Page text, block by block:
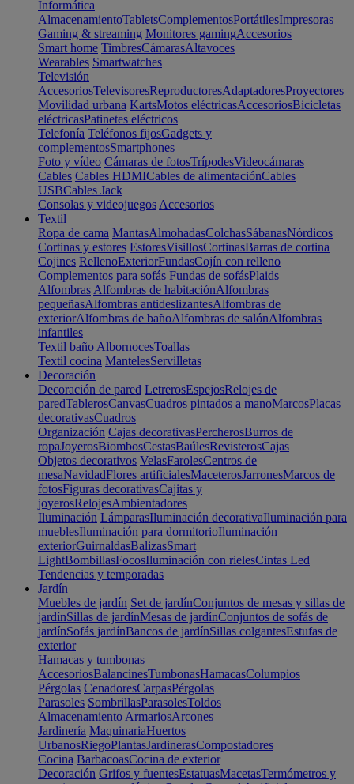
Informática
AlmacenamientoTabletsComplementosPortátilesImpresoras
Gaming & streaming Monitores gamingAccesorios
Smart home TimbresCámarasAltavoces
Wearables Smartwatches
Televisión
AccesoriosTelevisoresReproductoresAdaptadoresProyectores
Movilidad urbana KartsMotos eléctricasAccesoriosBicicletas
eléctricasPatinetes eléctricos
Telefonía Teléfonos fijosGadgets y
complementosSmartphones
Foto y vídeo Cámaras de fotosTrípodesVideocámaras
Cables Cables HDMICables de alimentaciónCables
USBCables Jack
Consolas y videojuegos Accesorios
Textil
Ropa de cama MantasAlmohadasColchasSábanasNórdicos
Cortinas y estores EstoresVisillosCortinasBarras de cortina
Cojines RellenoExteriorFundasCojín con relleno
Complementos para sofás Fundas de sofásPlaids
Alfombras Alfombras de habitaciónAlfombras
pequeñasAlfombras antideslizantesAlfombras de
exteriorAlfombras de bañoAlfombras de salónAlfombras
infantiles
Textil baño AlbornocesToallas
Textil cocina MantelesServilletas
Decoración
Decoración de pared LetrerosEspejosRelojes de
paredTablerosCanvasCuadros pintados a manoMarcosPlacas
decorativasCuadros
Organización Cajas decorativasPercherosBurros de
ropaJoyerosBiombosCestasBaúlesRevisterosCajas
Objetos decorativos VelasFarolesCentros de
mesaNavidadFlores artificialesMaceterosJarronesMarcos de
fotosFiguras decorativasCajitas y
joyerosRelojesAmbientadores
Iluminación LámparasIluminación decorativaIluminación para
mueblesIluminación para dormitorioIluminación
exteriorGuirnaldasBalizasSmart
LightBombillasFocosIluminación con rielesCintas Led
Tendencias y temporadas
Jardín
Muebles de jardín Set de jardínConjuntos de mesas y sillas de
jardínSillas de jardínMesas de jardínConjuntos de sofás de
jardínSofás jardínBancos de jardínSillas colgantesEstufas de
exterior
Hamacas y tumbonas
AccesoriosBalancinesTumbonasHamacasColumpios
Pérgolas CenadoresCarpasPérgolas
Parasoles SombrillasParasolesToldos
Almacenamiento ArmariosArcones
Jardinería MaquinariaHuertos
UrbanosRiegoPlantasJardinerasCompostadores
Cocina BarbacoasCocina de exterior
Decoración Grifos y fuentesEstatuasMacetasTermómetros y